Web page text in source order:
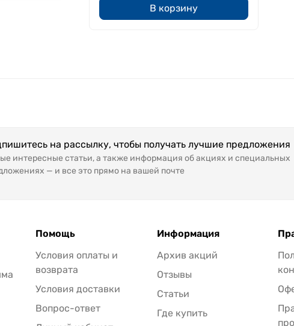
В корзину
на рассылку, чтобы получать лучшие предложения
интересные статьи, а также информация об акциях и специальных
— и все это прямо на вашей почте
Помощь
Условия оплаты и
возврата
Условия доставки
Вопрос-ответ
Информация
Архив акций
Отзывы
Статьи
Где купить